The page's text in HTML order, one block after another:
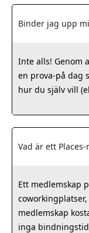
Binder jag upp
Inte alls! Genom
en prova-på dag
hur du själv vill
Vad är ett
Ett medlemskap
medlemskap
inga